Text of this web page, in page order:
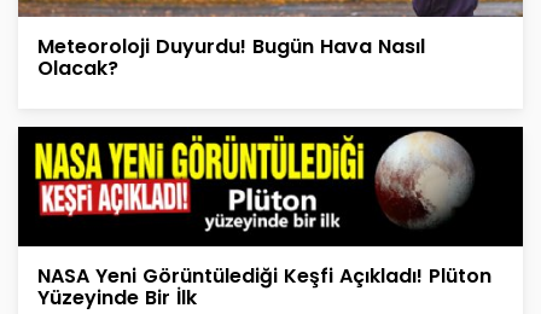
Meteoroloji Duyurdu! Bugün Hava Nasıl
Olacak?
NASA Yeni Görüntülediği Keşfi Açıkladı! Plüton
Yüzeyinde Bir İlk